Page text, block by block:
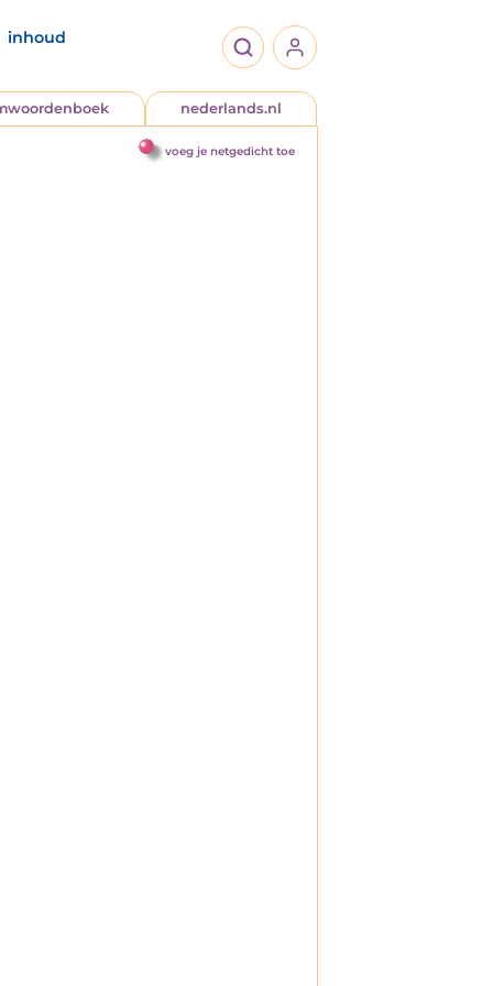
inhoud
nederlands.nl
voeg je netgedicht toe